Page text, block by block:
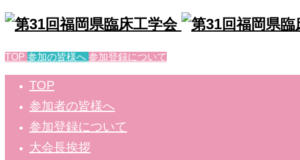
TOP 参加の皆様へ 参加登録について
TOP
参加者の皆様へ
参加登録について
大会長挨拶